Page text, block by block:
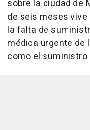
sobre la ciudad de
de seis meses
la falta de
médica urgente de
como el